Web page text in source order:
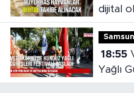
dijital
18:55Vezirköprü'de Kunduz
Yağlı